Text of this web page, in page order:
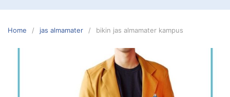
Home jas almamater bikin jas almamater kampus